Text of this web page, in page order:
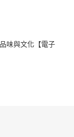
味與文化【電子